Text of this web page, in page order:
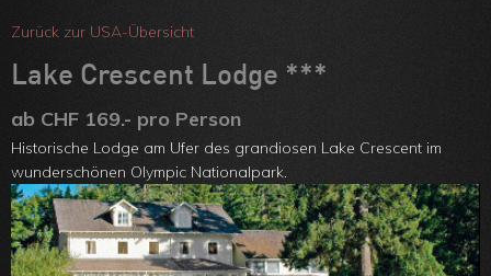
Team
Über uns
Feedbacks
Kontakt
ARVB
Zurück zur USA-Übersicht
Lake Crescent Lodge ***
ab CHF 169.- pro Person
Historische Lodge am Ufer des grandiosen Lake Crescent im
wunderschönen Olympic Nationalpark.